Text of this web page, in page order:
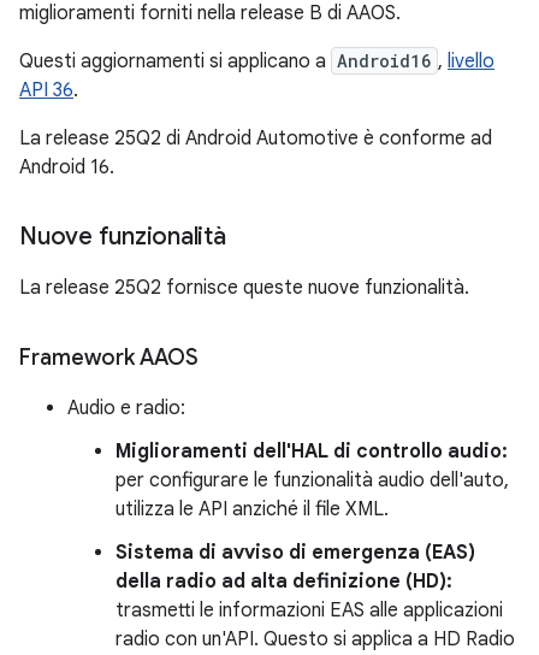
miglioramenti forniti nella release B di AAOS.
Questi aggiornamenti si applicano a Android16 , livello
API 36.
La release 25Q2 di Android Automotive è conforme ad
Android 16.
Nuove funzionalità
La release 25Q2 fornisce queste nuove funzionalità.
Framework AAOS
Audio e radio:
Miglioramenti dell'HAL di controllo audio:
per configurare le funzionalità audio dell'auto,
utilizza le API anziché il file XML.
Sistema di avviso di emergenza (EAS)
della radio ad alta definizione (HD):
trasmetti le informazioni EAS alle applicazioni
radio con un'API. Questo si applica a HD Radio